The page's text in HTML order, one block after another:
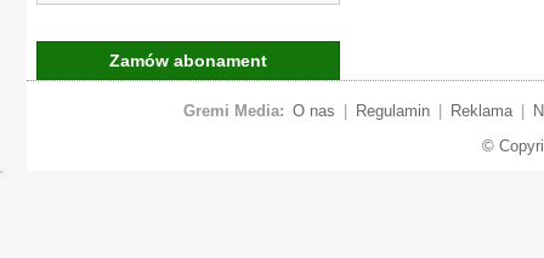
Zamów abonament
Gremi Media: O nas Regulamin Reklama
©